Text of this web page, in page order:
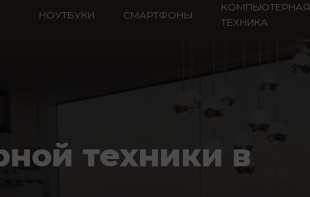
НОУТБУКИ СМАРТФОНЫ
КОМПЬЮТЕРНАЯ
ТЕХНИКА
техники в